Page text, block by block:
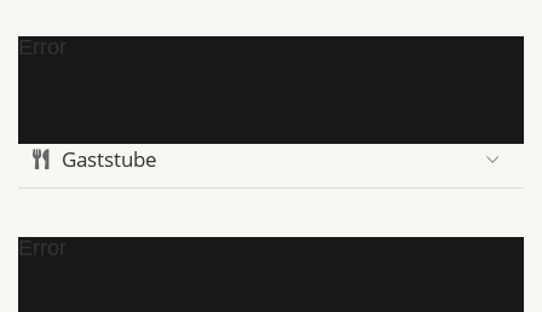
Error
Gaststube
Error